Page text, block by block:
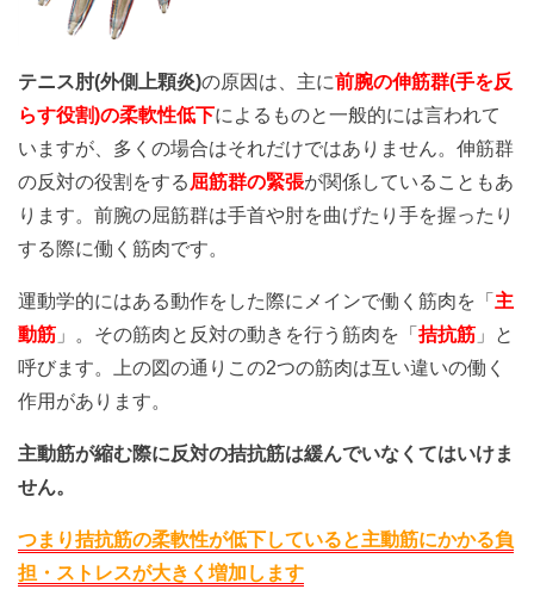
テニス肘(外側上顆炎)の原因は、主に前腕の伸筋群(手を反
らす役割)の柔軟性低下によるものと一般的には言われて
いますが、多くの場合はそれだけではありません。伸筋群
の反対の役割をする 屈筋群の緊張が関係していることもあ
ります。前腕の屈筋群は手首や肘を曲げたり手を握ったり
する際に働く筋肉です。
運動学的にはある動作をした際にメインで働く筋肉を「 主
動筋 」。その筋肉と反対の動きを行う筋肉を「 拮抗筋 」と
呼びます。上の図の通りこの2つの筋肉は互い違いの働く
作用があります。
主動筋が縮む際に反対の拮抗筋は緩んでいなくてはいけま
せん。
つまり拮抗筋の柔軟性が低下していると主動筋にかかる負
担・ストレスが大きく増加します